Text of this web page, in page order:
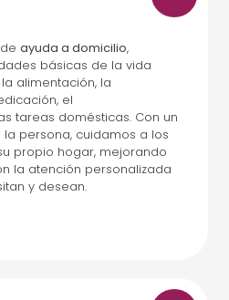
ayuda a domicilio,
básicas de la vida
alimentación, la
el
tareas domésticas. Con un
persona, cuidamos a los
propio hogar, mejorando
la atención personalizada
y desean.